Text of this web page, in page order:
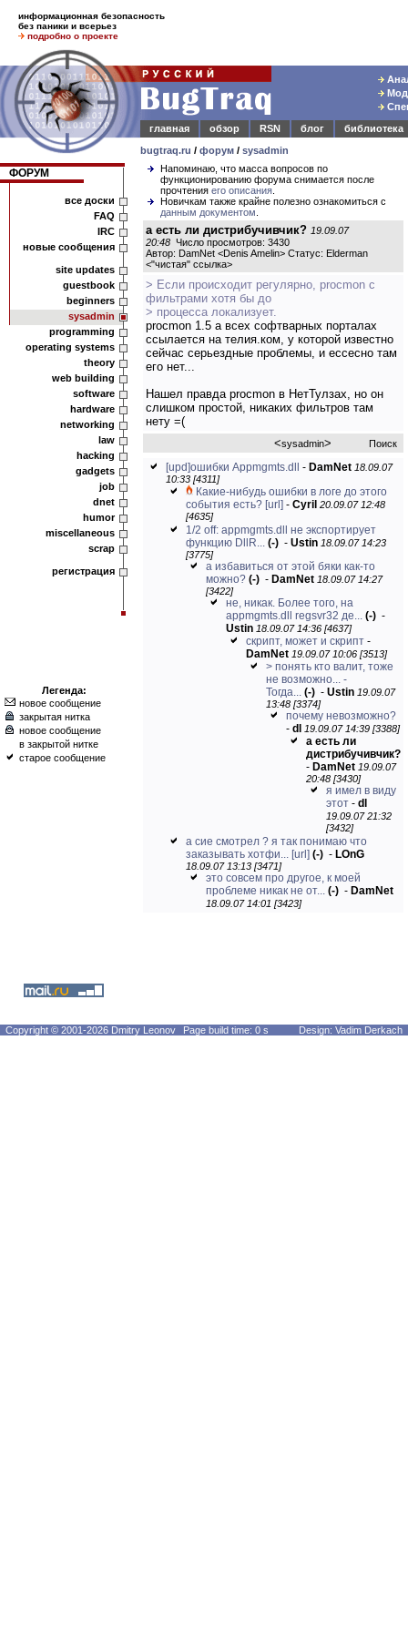
информационная безопасность
без паники и всерьез
подробно о проекте
главная
обзор RSN блог
библиотека
bugtraq.ru / форум / sysadmin
ФОРУМ
все доски
FAQ
IRC
новые сообщения
site updates
guestbook
beginners
sysadmin
programming
operating systems
theory
web building
software
hardware
networking
law
hacking
gadgets
job
dnet
humor
miscellaneous
scrap
регистрация
Легенда:
новое сообщение
закрытая нитка
новое сообщение
в закрытой нитке
старое сообщение
Напоминаю, что масса вопросов по
функционированию форума снимается после
прочтения его описания
Новичкам также крайне полезно ознакомиться с
данным документом
а есть ли дистрибучивчик? 19.09.07
20:48 Число просмотров: 3430
Автор: DamNet <Denis Amelin> Статус: Elderman
<"чистая" ссылка>
> Если происходит регулярно, procmon с
фильтрами хотя бы до
> процесса локализует.
procmon 1.5 а всех софтварных порталах
ссылается на телия.ком, у которой известно
сейчас серьездные проблемы, и ессесно там
его нет...
Нашел правда procmon в НетТулзах, но он
слишком простой, никаких фильтров там
нету =(
<sysadmin> Поиск
[upd]ошибки Appmgmts.dll - DamNet 18.09.07
10:33 [4311]
Какие-нибудь ошибки в логе до этого
события есть? [url] - Cyril 20.09.07 12:48
[4635]
1/2 off: appmgmts.dll не экспортирует
функцию DllR... (-) - Ustin 18.09.07 14:23
[3775]
а избавиться от этой бяки как-то
можно? (-) - DamNet 18.09.07 14:27
[3422]
не, никак. Более того, на
appmgmts.dll regsvr32 де... (-) -
Ustin 18.09.07 14:36 [4637]
скрипт, может и скрипт -
DamNet 19.09.07 10:06 [3513]
> понять кто валит, тоже
не возможно... -
Тогда... (-) - Ustin 19.09.07
13:48 [3374]
почему невозможно?
- dl 19.09.07 14:39 [3388]
а есть ли
дистрибучивчик?
- DamNet 19.09.07
20:48 [3430]
я имел в виду
этот - dl
19.09.07 21:32
[3432]
а сие смотрел ? я так понимаю что
заказывать хотфи... [url] (-) - LOnG
18.09.07 13:13 [3471]
это совсем про другое, к моей
проблеме никак не от... (-) - DamNet
18.09.07 14:01 [3423]
Copyright © 2001-2026 Dmitry Leonov Page build time: 0 s Design: Vadim Derkach